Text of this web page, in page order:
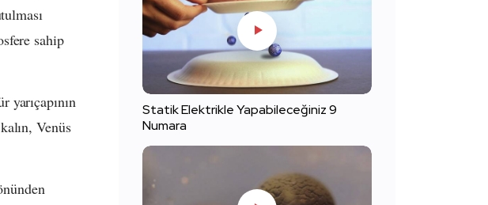
sahip
Venüs
Statik Elektrikle Yapabileceğiniz 9
Numara